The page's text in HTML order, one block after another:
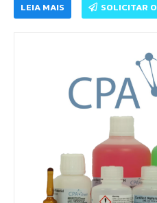
LEIA MAIS SOLICITAR